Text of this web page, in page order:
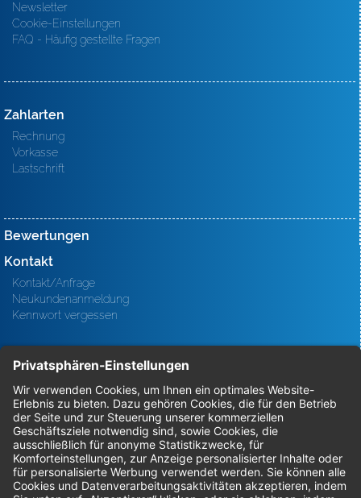
Newsletter
Cookie-Einstellungen
FAQ - Häufig gestellte Fragen
Zahlarten
Rechnung
Vorkasse
Lastschrift
Bewertungen
Kontakt
Kontakt/Anfrage
Neukundenanmeldung
Kennwort vergessen
Bestellungen
Sendung verfolgen